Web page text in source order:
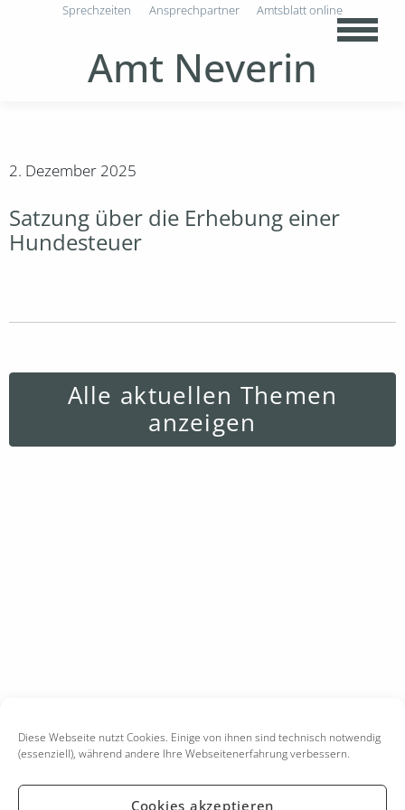
Diese Webseite nutzt Cookies. Einige von ihnen sind technisch notwendig
(essenziell), während andere Ihre Webseitenerfahrung verbessern.
Cookies akzeptieren
Amt Neverin
Sprechzeiten Ansprechpartner Amtsblatt online
2. Dezember 2025
Satzung über die Erhebung einer
Hundesteuer
Alle aktuellen Themen
anzeigen